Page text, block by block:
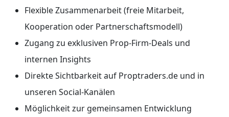
Flexible Zusammenarbeit (freie Mitarbeit,
Kooperation oder Partnerschaftsmodell)
Zugang zu exklusiven Prop-Firm-Deals und
internen Insights
Direkte Sichtbarkeit auf Proptraders.de und in
unseren Social-Kanälen
Möglichkeit zur gemeinsamen Entwicklung